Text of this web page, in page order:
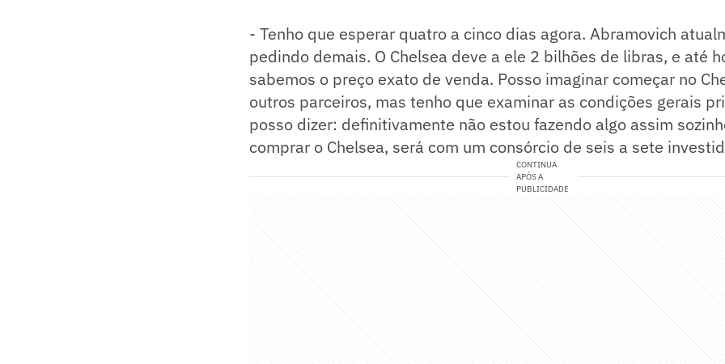
- Tenho que esperar quatro a cinco dias agora. Abramovich
pedindo demais. O Chelsea deve a ele 2 bilhões de libras, e até
sabemos o preço exato de venda. Posso imaginar começar no
outros parceiros, mas tenho que examinar as condições gerais
posso dizer: definitivamente não estou fazendo algo assim
comprar o Chelsea, será com um consórcio de seis a sete
CONTINUA
APÓS A
PUBLICIDADE